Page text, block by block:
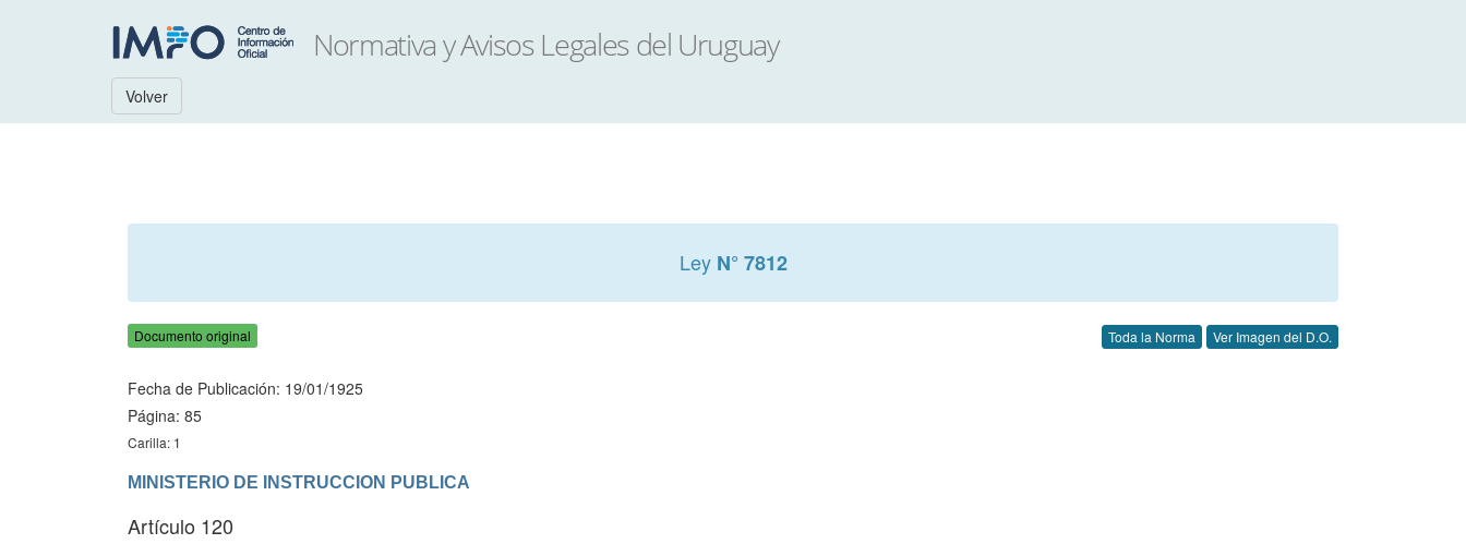
Volver
Ley N° 7812
Documento original Toda la Norma Ver Imagen del D.O.
Fecha de Publicación: 19/01/1925
Página: 85
Carilla: 1
MINISTERIO DE INSTRUCCION PUBLICA
Artículo 120